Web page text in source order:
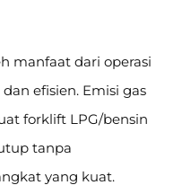
manfaat dari operasi
efisien. Emisi gas
forklift LPG/bensin
tanpa
yang kuat.